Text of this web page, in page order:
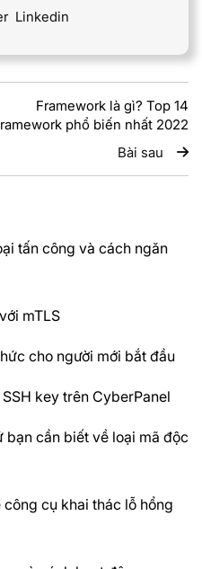
Linkedin
Framework là gì? Top 14
phổ biến nhất 2022
Bài sau
tấn công và cách ngăn
mTLS
cho người mới bắt đầu
key trên CyberPanel
cần biết về loại mã độc
cụ khai thác lỗ hổng